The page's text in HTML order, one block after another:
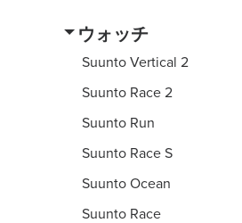
ウォッチ
Suunto Vertical 2
Suunto Race 2
Suunto Run
Suunto Race S
Suunto Ocean
Suunto Race